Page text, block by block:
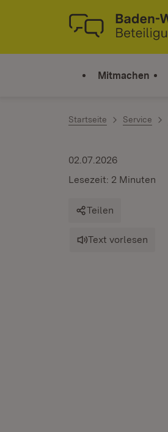
Zum Inhalt springen
Link zur Startseite
Mitmachen
Startseite Service
02.07.2026
Lesezeit: 2 Minuten
Teilen
Text vorlesen